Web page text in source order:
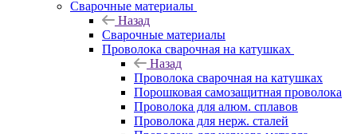
Сварочные материалы
Назад
Сварочные материалы
Проволока сварочная на катушках
Назад
Проволока сварочная на катушках
Порошковая самозащитная проволока
Проволока для алюм. сплавов
Проволока для нерж. сталей